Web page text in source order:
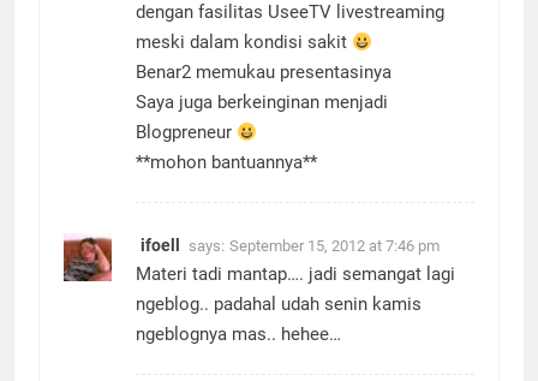
dengan fasilitas UseeTV livestreaming
meski dalam kondisi sakit
Benar2 memukau presentasinya
Saya juga berkeinginan menjadi
Blogpreneur
**mohon bantuannya**
ifoell says: September 15, 2012 at 7:46 pm
Materi tadi mantap…. jadi semangat lagi
ngeblog.. padahal udah senin kamis
ngeblognya mas.. hehee…